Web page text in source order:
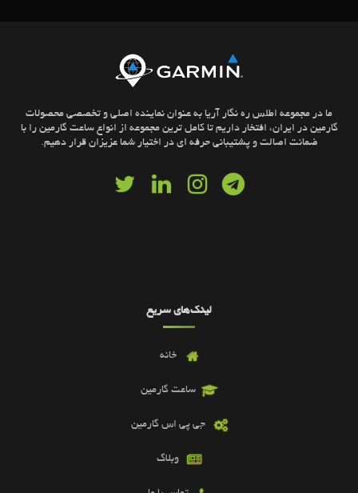
ما در مجموعه اطلس ره نگار آریا به عنوان نماینده اصلی و تخصصی محصولات
گارمین در ایران، افتخار داریم تا کامل ترین مجموعه از انواع ساعت گارمین را با
ضمانت اصالت و پشتیبانی حرفه ای در اختیار شما عزیزان قرار دهیم.
لینک‌های سریع
خانه
ساعت گارمین
جی پی اس گارمین
وبلاگ